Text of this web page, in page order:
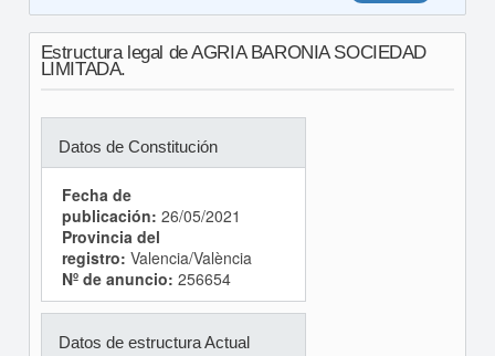
Estructura legal de AGRIA BARONIA SOCIEDAD
LIMITADA.
Datos de Constitución
Fecha de
publicación: 26/05/2021
Provincia del
registro: Valencia/València
Nº de anuncio: 256654
Datos de estructura Actual